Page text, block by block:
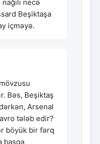
necə
Beşiktaşa
içməyə.
Bəs, Beşiktaş
Arsenal
tələb edir?
böyük bir fərq
başqa